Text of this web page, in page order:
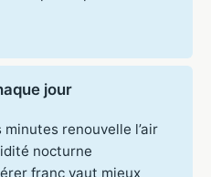
jour
renouvelle l’air
nocturne
franc vaut mieux